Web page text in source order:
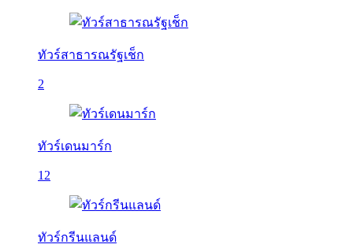
ทัวร์สาธารณรัฐเช็ก
2
ทัวร์เดนมาร์ก
12
ทัวร์กรีนแลนด์